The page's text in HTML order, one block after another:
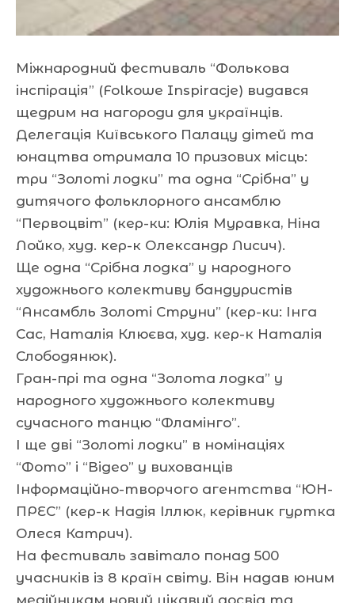
Міжнародний фестиваль “Фолькова
інспірація” (Folkowe Inspiracje) видався
щедрим на нагороди для українців.
Делегація Київського Палацу дітей та
юнацтва отримала 10 призових місць:
три “Золоті лодки” та одна “Срібна” у
дитячого фольклорного ансамблю
“Первоцвіт” (кер-ки: Юлія Муравка, Ніна
Лойко, худ. кер-к Олександр Лисич).
Ще одна “Срібна лодка” у народного
художнього колективу бандуристів
“Ансамбль Золоті Струни” (кер-ки: Інга
Сас, Наталія Клюєва, худ. кер-к Наталія
Слободянюк).
Гран-прі та одна “Золота лодка” у
народного художнього колективу
сучасного танцю “Фламінго”.
І ще дві “Золоті лодки” в номінаціях
“Фото” і “Відео” у вихованців
Інформаційно-творчого агентства “ЮН-
ПРЕС” (кер-к Надія Іллюк, керівник гуртка
Олеся Катрич).
На фестиваль завітало понад 500
учасників із 8 країн світу. Він надав юним
медійникам новий цікавий досвід та